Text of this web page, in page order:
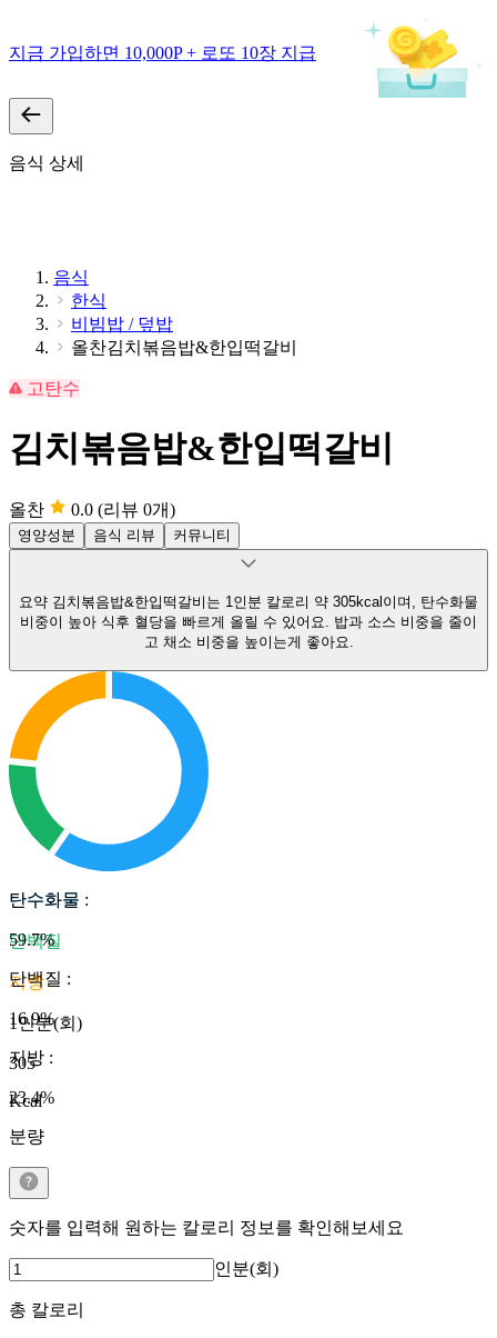
지금 가입하면 10,000P + 로또 10장 지급
음식 상세
음식
한식
비빔밥 / 덮밥
올찬김치볶음밥&한입떡갈비
고탄수
김치볶음밥&한입떡갈비
올찬 0.0 (리뷰 0개)
영양성분 음식 리뷰 커뮤니티
요약 김치볶음밥&한입떡갈비는 1인분 칼로리 약 305kcal이며, 탄수화물
비중이 높아 식후 혈당을 빠르게 올릴 수 있어요. 밥과 소스 비중을 줄이
고 채소 비중을 높이는게 좋아요.
탄수화물
단백질
지방
1인분(회)
305
Kcal
탄수화물 :
59.7%
단백질 :
16.9%
지방 :
23.4%
분량
숫자를 입력해 원하는 칼로리 정보를 확인해보세요
인분(회)
총 칼로리